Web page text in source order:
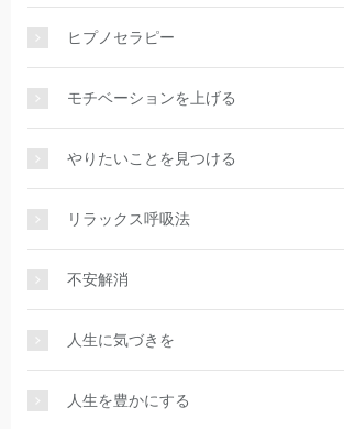
ヒプノセラピー
モチベーションを上げる
やりたいことを見つける
リラックス呼吸法
不安解消
人生に気づきを
人生を豊かにする